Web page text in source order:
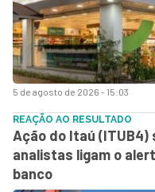
5 de agosto de 2026 - 15:03
REAÇÃO AO RESULTADO
Ação do Itaú (ITUB4)
analistas ligam o
banco